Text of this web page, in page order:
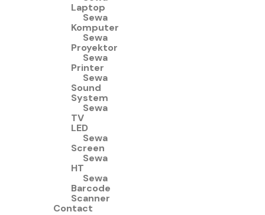
Laptop
Sewa
Komputer
Sewa
Proyektor
Sewa
Printer
Sewa
Sound
System
Sewa
TV
LED
Sewa
Screen
Sewa
HT
Sewa
Barcode
Scanner
Contact